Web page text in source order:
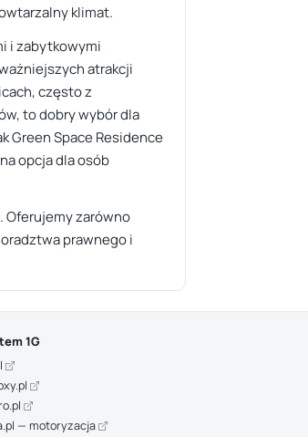
klimat.
i zabytkowymi
atrakcji
często z
to dobry wybór dla
Green Space Residence
opcja dla osób
Oferujemy zarówno
prawnego i
1G
— motoryzacja